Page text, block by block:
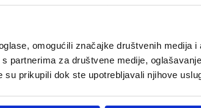
omogućili značajke društvenih medija i
partnerima za društvene medije,
prikupili dok ste upotrebljavali njihove
WhatsApp Email